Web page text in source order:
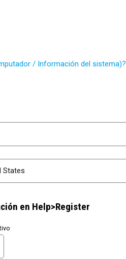
/ Información del sistema)?
en Help>Register